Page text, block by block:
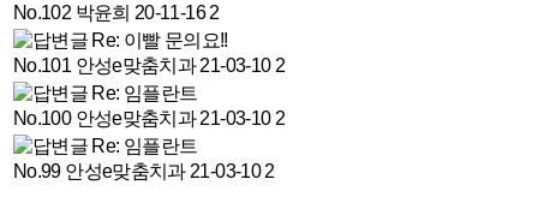
No.102 박윤희 20-11-16 2
Re: 이빨 문의요!!
No.101 안성e맞춤치과21-03-10 2
Re: 임플란트
No.100 안성e맞춤치과21-03-10 2
Re: 임플란트
No.99 안성e맞춤치과21-03-102